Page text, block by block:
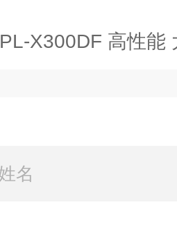
PL-X300DF 高性能 大